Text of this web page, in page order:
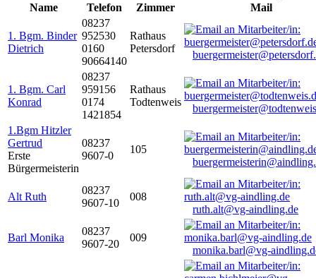
Name
Telefon Zimmer Mail
1. Bgm. Binder
Dietrich
08237
952530
0160
90664140
Rathaus
Petersdorf
1. Bgm. Carl
Konrad
08237
959156
0174
1421854
Rathaus
Todtenweis
1.Bgm Hitzler
Gertrud
Erste
Bürgermeisterin
08237
9607-0
105
Alt Ruth
08237
9607-10
008
ruth.alt@vg-aindling.de
Barl Monika
08237
9607-20
009
monika.barl@vg-